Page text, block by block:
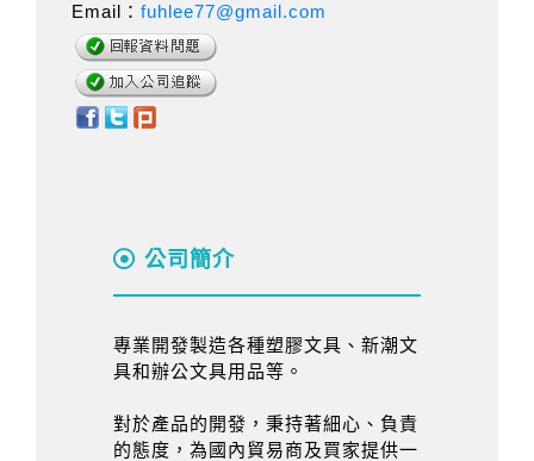
Email： fuhlee77@gmail.com
公司簡介
專業開發製造各種塑膠文具、新潮文
具和辦公文具用品等。
對於產品的開發，秉持著細心、負責
的態度，為國內貿易商及買家提供一